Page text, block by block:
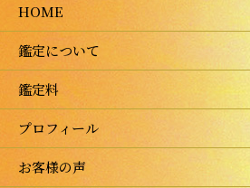
HOME
鑑定について
鑑定料
プロフィール
お客様の声